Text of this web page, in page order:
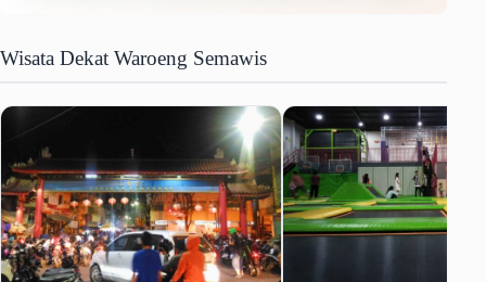
Wisata Dekat Waroeng Semawis